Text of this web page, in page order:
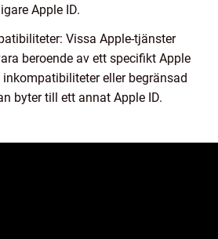
Apple ID.
Vissa Apple-tjänster
beroende av ett specifikt Apple
eller begränsad
byter till ett annat Apple ID.